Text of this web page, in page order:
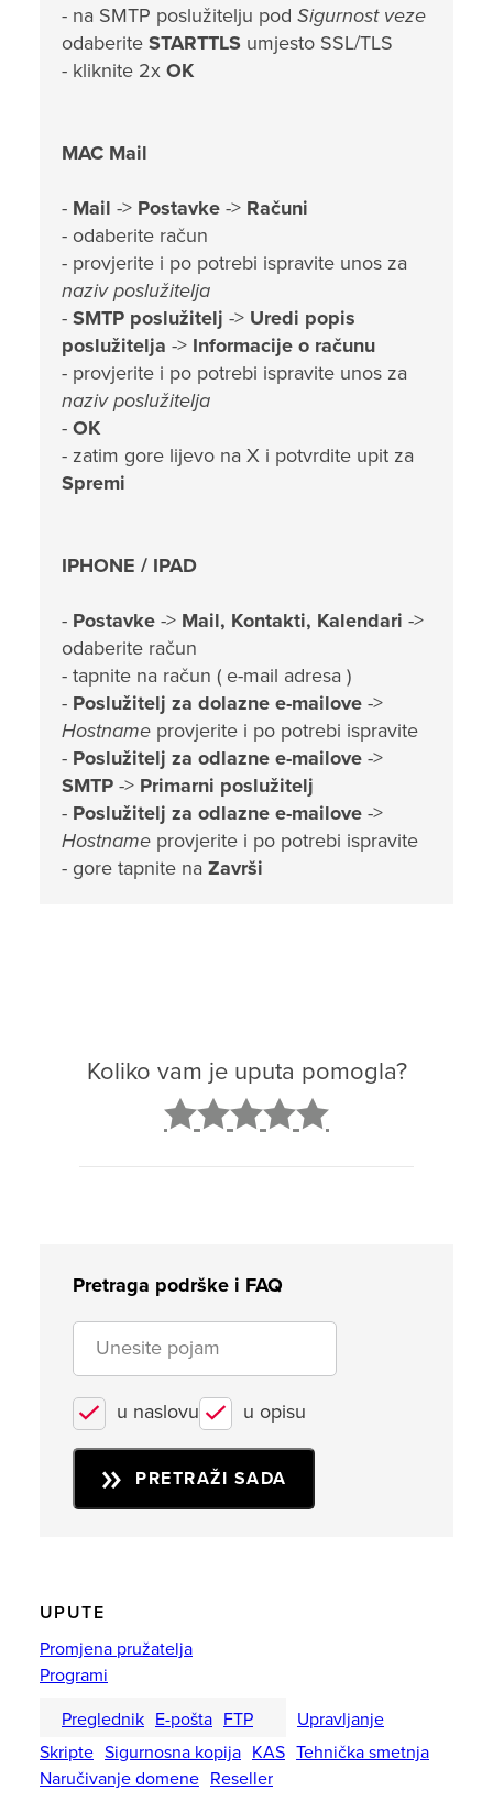
- na SMTP poslužitelju pod Sigurnost veze
odaberite STARTTLS umjesto SSL/TLS
- kliknite 2x OK
MAC Mail
- Mail -> Postavke -> Računi
- odaberite račun
- provjerite i po potrebi ispravite unos za
naziv poslužitelja
- SMTP poslužitelj -> Uredi popis
poslužitelja -> Informacije o računu
- provjerite i po potrebi ispravite unos za
naziv poslužitelja
- OK
- zatim gore lijevo na X i potvrdite upit za
Spremi
IPHONE / IPAD
- Postavke -> Mail, Kontakti, Kalendari ->
odaberite račun
- tapnite na račun ( e-mail adresa )
- Poslužitelj za dolazne e-mailove ->
Hostname provjerite i po potrebi ispravite
- Poslužitelj za odlazne e-mailove ->
SMTP -> Primarni poslužitelj
- Poslužitelj za odlazne e-mailove ->
Hostname provjerite i po potrebi ispravite
- gore tapnite na Završi
Koliko vam je uputa pomogla?
Pretraga podrške i FAQ
u naslovu u opisu
PRETRAŽI SADA
UPUTE
Promjena pružatelja
Programi
Preglednik E-pošta FTP
Upravljanje
Skripte Sigurnosna kopija KAS Tehnička smetnja
Naručivanje domene Reseller